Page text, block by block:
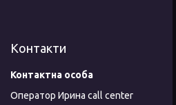
Контакти
Оператор Ирина call center